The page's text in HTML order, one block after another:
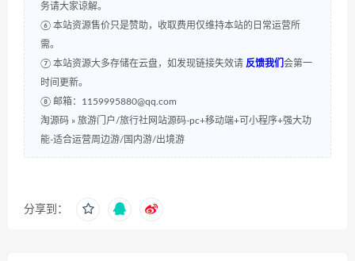
务请大家谅解。
⑥ 本站资源售价只是赞助，收取费用仅维持本站的日常运营所
需。
⑦ 本站资源大多存储在云盘，如发现链接失效请 反馈我们 会第一
时间更新。
⑧ 邮箱：1159995880@qq.com
淘源码 » 旅游门户/旅行社网站源码-pc+移动端+可小程序+强大功
能-适合运营周边游/国内游/出境游
分享到：